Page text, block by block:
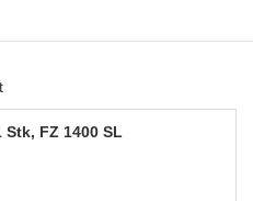
FZ 1400 SL